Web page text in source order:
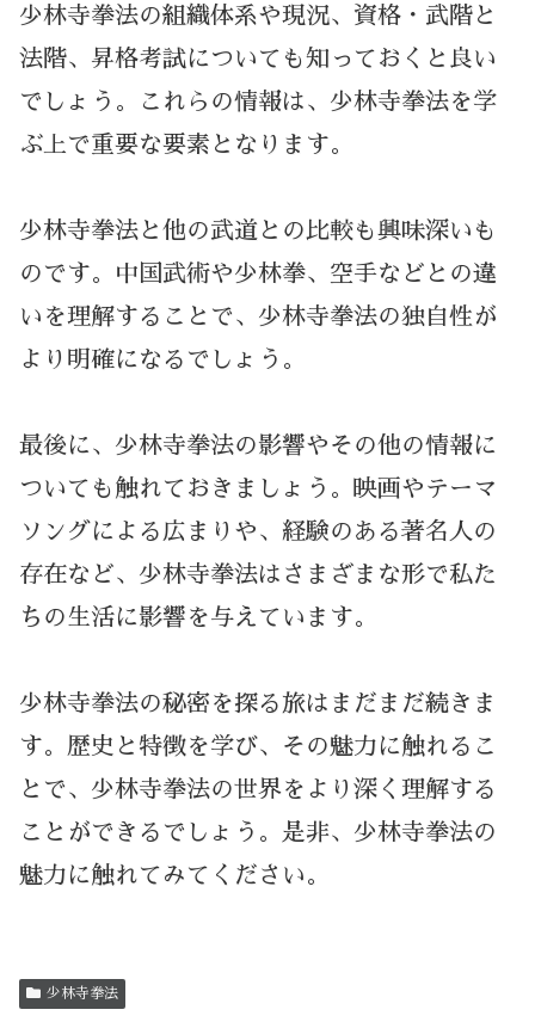
少林寺拳法の組織体系や現況、資格・武階と
法階、昇格考試についても知っておくと良い
でしょう。これらの情報は、少林寺拳法を学
ぶ上で重要な要素となります。
少林寺拳法と他の武道との比較も興味深いも
のです。中国武術や少林拳、空手などとの違
いを理解することで、少林寺拳法の独自性が
より明確になるでしょう。
最後に、少林寺拳法の影響やその他の情報に
ついても触れておきましょう。映画やテーマ
ソングによる広まりや、経験のある著名人の
存在など、少林寺拳法はさまざまな形で私た
ちの生活に影響を与えています。
少林寺拳法の秘密を探る旅はまだまだ続きま
す。歴史と特徴を学び、その魅力に触れるこ
とで、少林寺拳法の世界をより深く理解する
ことができるでしょう。是非、少林寺拳法の
魅力に触れてみてください。
少林寺拳法